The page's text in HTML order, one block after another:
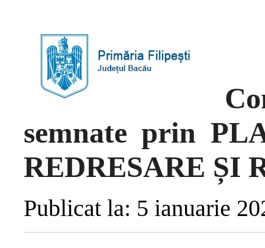
semnate prin
REDRESARE ȘI
Publicat la: 5 ianuarie